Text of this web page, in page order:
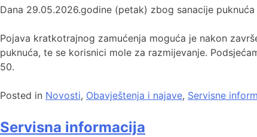
Dana 29.05.2026.godine (petak) zbog sanacije
Pojava kratkotrajnog zamućenja moguća je nakon
puknuća, te se korisnici mole za razmijevanje.
50.
Posted in Novosti, Obavještenja i najave, Servisne
Servisna informacija